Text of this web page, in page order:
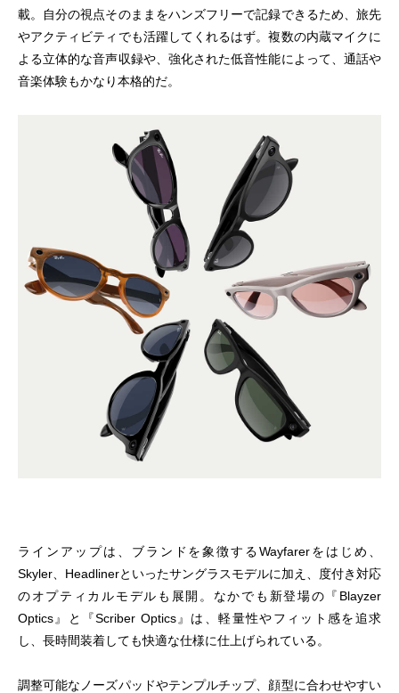
載。自分の視点そのままをハンズフリーで記録できるため、旅先
やアクティビティでも活躍してくれるはず。複数の内蔵マイクに
よる立体的な音声収録や、強化された低音性能によって、通話や
音楽体験もかなり本格的だ。
ラインアップは、ブランドを象徴するWayfarerをはじめ、
Skyler、Headlinerといったサングラスモデルに加え、度付き対応
のオプティカルモデルも展開。なかでも新登場の『Blayzer
Optics』と『Scriber Optics』は、軽量性やフィット感を追求
し、長時間装着しても快適な仕様に仕上げられている。
調整可能なノーズパッドやテンプルチップ、顔型に合わせやすい